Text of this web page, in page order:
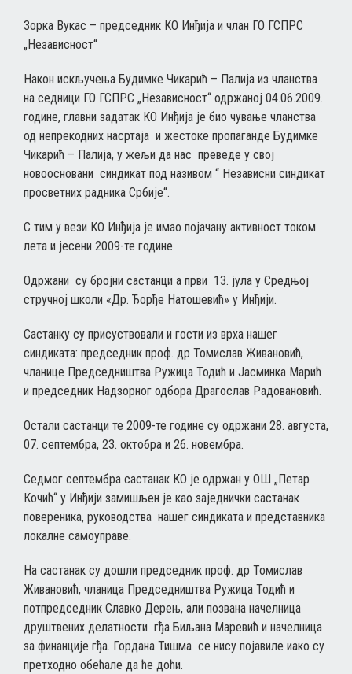
Зорка Вукас – председник КО Инђија и члан ГО ГСПРС
„Независност“
Након искључења Будимке Чикарић – Палија из чланства
на седници ГО ГСПРС „Независност“ одржаној 04.06.2009.
године, главни задатак КО Инђија је био чување чланства
од непрекодних насртаја и жестоке пропаганде Будимке
Чикарић – Палија, у жељи да нас преведе у свој
новоосновани синдикат под називом “ Независни синдикат
просветних радника Србије“.
С тим у вези КО Инђија је имао појачану активност током
лета и јесени 2009-те године.
Одржани су бројни састанци а први 13. јула у Средњој
стручној школи «Др. Ђорђе Натошевић» у Инђији.
Састанку су присуствовали и гости из врха нашег
синдиката: председник проф. др Томислав Живановић,
чланице Председништва Ружица Тодић и Јасминка Марић
и председник Надзорног одбора Драгослав Радовановић.
Остали састанци те 2009-те године су одржани 28. августа,
07. септембра, 23. октобра и 26. новембра.
Седмог септембра састанак КО је одржан у ОШ „Петар
Кочић“ у Инђији замишљен је као заједнички састанак
повереника, руководства нашег синдиката и представника
локалне самоуправе.
На састанак су дошли председник проф. др Томислав
Живановић, чланица Председништва Ружица Тодић и
потпредседник Славко Дерењ, али позвана начелница
друштвених делатности гђа Биљана Маревић и начелница
за финанције гђа. Гордана Тишма се нису појавиле иако су
претходно обећале да ће доћи.